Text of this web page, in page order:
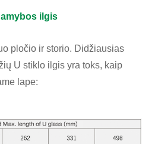
ilgis
pločio ir storio. Didžiausias
U stiklo ilgis yra toks, kaip
lape: